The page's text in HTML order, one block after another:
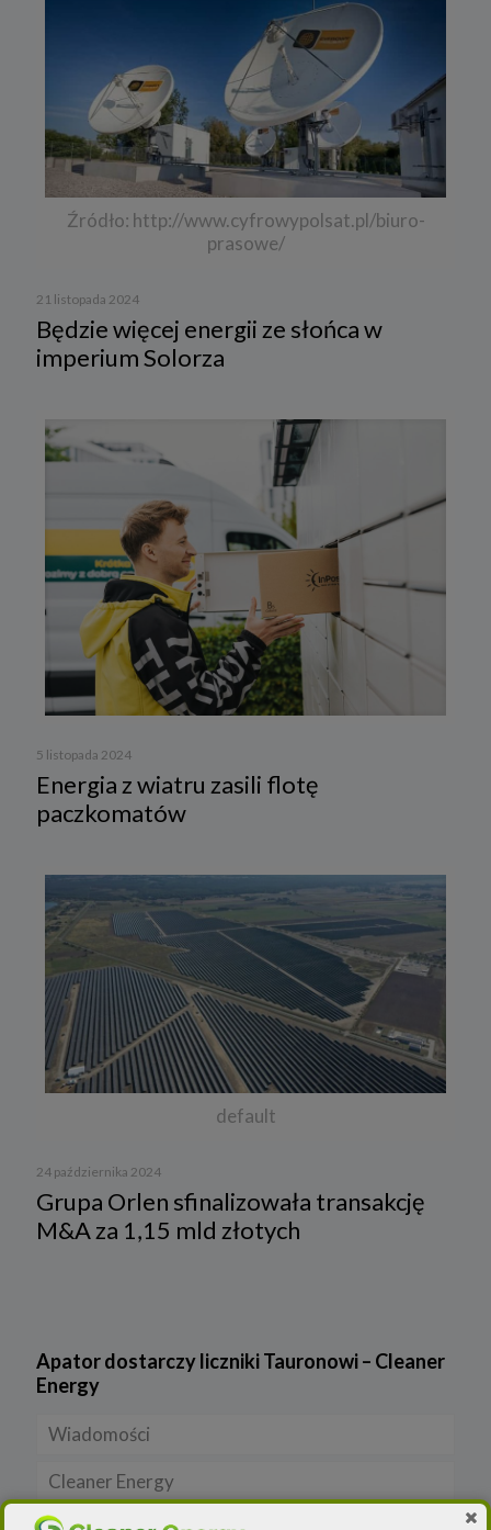
Źródło: http://www.cyfrowypolsat.pl/biuro-
prasowe/
21 listopada 2024
Będzie więcej energii ze słońca w
imperium Solorza
5 listopada 2024
Energia z wiatru zasili flotę
paczkomatów
default
24 października 2024
Grupa Orlen sfinalizowała transakcję
M&A za 1,15 mld złotych
Apator dostarczy liczniki Tauronowi – Cleaner
Energy
Wiadomości
Firmy
Cleaner Energy